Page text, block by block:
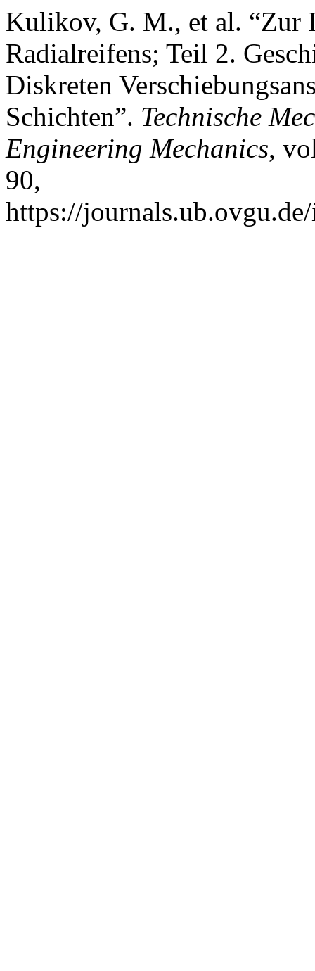
Kulikov, G. M., et al. “Zur
Radialreifens; Teil 2.
Diskreten
Schichten”. Technische
Engineering Mechanics,
90,
https://